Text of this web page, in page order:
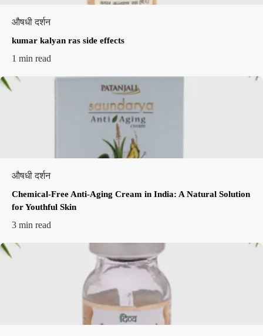
औषधी दर्शन
kumar kalyan ras side effects​
1 min read
औषधी दर्शन
Chemical-Free Anti-Aging Cream in India: A Natural Solution
for Youthful Skin
3 min read